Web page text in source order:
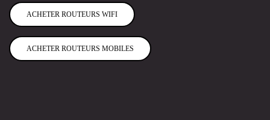
ACHETER ROUTEURS WIFI
ACHETER ROUTEURS MOBILES